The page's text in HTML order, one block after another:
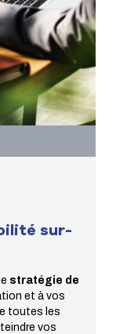
sur-
stratégie de
et à vos
toutes les
vos